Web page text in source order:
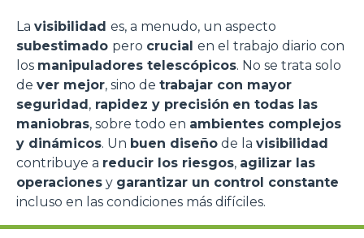
La visibilidad es, a menudo, un aspecto
subestimado pero crucial en el trabajo diario con
los manipuladores telescópicos. No se trata solo
de ver mejor, sino de trabajar con mayor
seguridad, rapidez y precisión en todas las
maniobras, sobre todo en ambientes complejos
y dinámicos. Un buen diseño de la visibilidad
contribuye a reducir los riesgos, agilizar las
operaciones y garantizar un control constante
incluso en las condiciones más difíciles.